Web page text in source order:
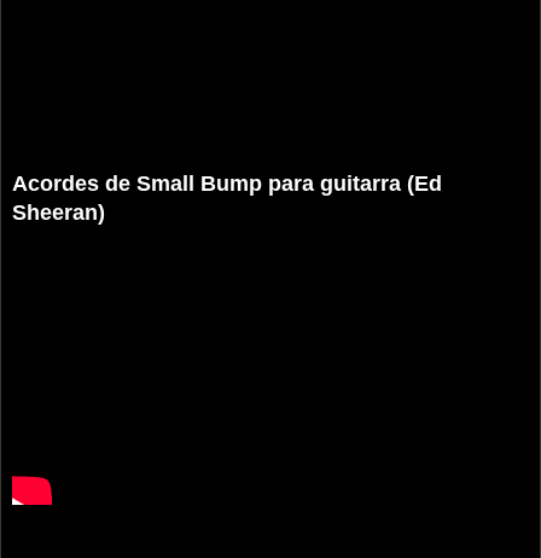
Acordes de Small Bump para guitarra (Ed
Sheeran)